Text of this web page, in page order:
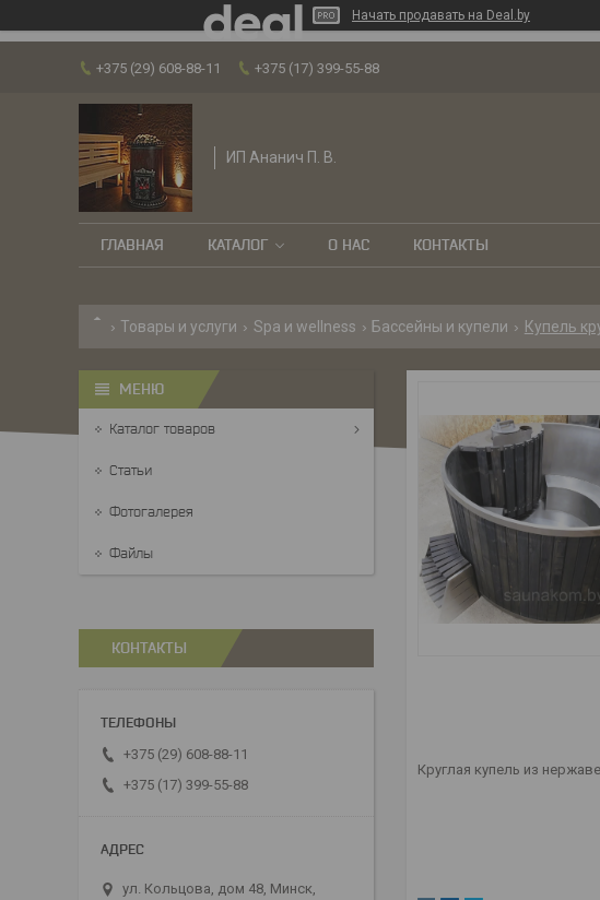
Начать продавать на Deal.by
+375 (29) 608-88-11 +375 (17) 399-55-88
ИП Ананич П. В.
ГЛАВНАЯ КАТАЛОГ О НАС КОНТАКТЫ
Товары и услуги Spa и wellness Бассейны и купели Купель
Круглая купель из
Каталог товаров
Статьи
Фотогалерея
Файлы
КОНТАКТЫ
+375 (29) 608-88-11
+375 (17) 399-55-88
ул. Кольцова, дом 48, Минск,